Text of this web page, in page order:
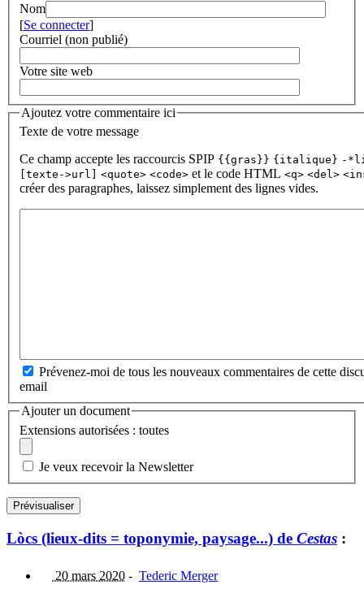
Nom
[Se connecter]
Courriel (non publié)
Votre site web
Ajoutez votre commentaire ici
Texte de votre message
Ce champ accepte les raccourcis SPIP {{gras}} {italique} -
[texte->url]
<quote> <code> et le code HTML <q> <del>
créer des paragraphes, laissez simplement des lignes vides.
Prévenez-moi de tous les nouveaux commentaires de cette
email
Ajouter un document
Extensions autorisées : toutes
Je veux recevoir la Newsletter
Lòcs (lieux-dits = toponymie, paysage...) de Cestas :
20 mars 2020 - Tederic Merger